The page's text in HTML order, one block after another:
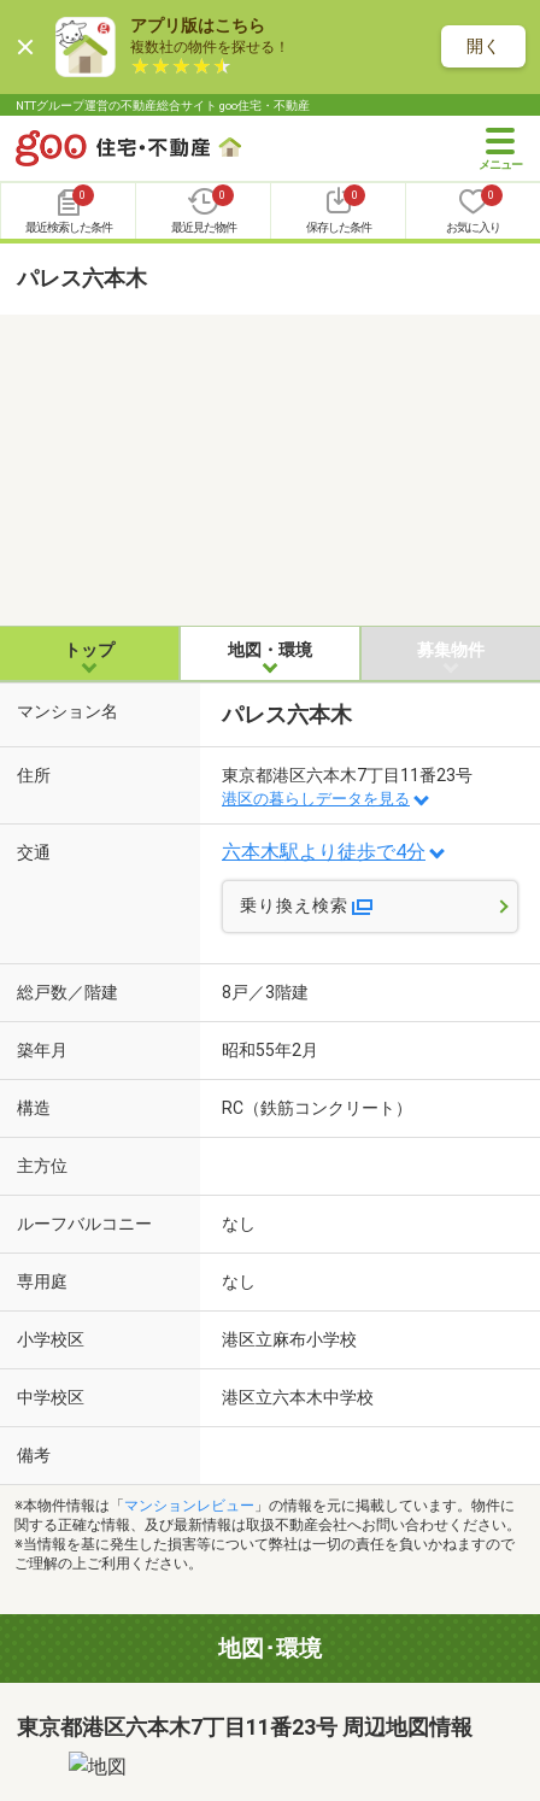
アプリ版はこちら
複数社の物件を探せる！ 開く
NTTグループ運営の不動産総合サイト goo住宅・不動産
0
最近検索した条件
0
最近見た物件
0
保存した条件
0
お気に入り
パレス六本木
トップ 地図・環境 募集物件
マンション名 パレス六本木
住所 東京都港区六本木7丁目11番23号
港区の暮らしデータを見る
交通 六本木駅より徒歩で4分
乗り換え検索
総戸数／階建 8戸／3階建
築年月 昭和55年2月
構造 RC（鉄筋コンクリート）
主方位
ルーフバルコニー なし
専用庭 なし
小学校区 港区立麻布小学校
中学校区 港区立六本木中学校
備考
※本物件情報は「 マンションレビュー 」の情報を元に掲載しています。物件に
関する正確な情報、及び最新情報は取扱不動産会社へお問い合わせください。
※当情報を基に発生した損害等について弊社は一切の責任を負いかねますので
ご理解の上ご利用ください。
地図･環境
東京都港区六本木7丁目11番23号 周辺地図情報